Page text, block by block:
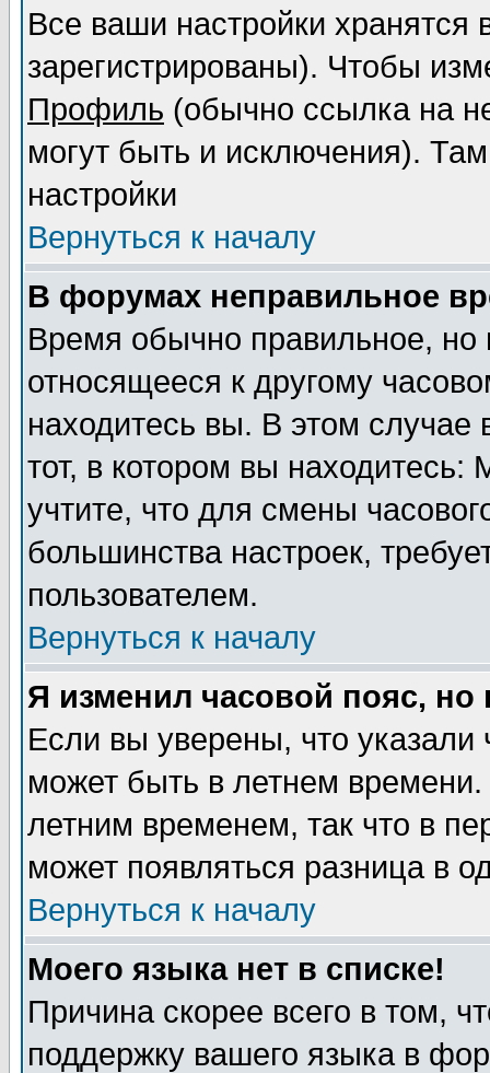
Все ваши настройки
зарегистрированы). Чтобы
Профиль (обычно ссылка на
могут быть и исключения).
настройки
Вернуться к началу
В форумах неправильное
Время обычно правильное,
относящееся к другому
находитесь вы. В этом
тот, в котором вы
учтите, что для смены
большинства настроек,
пользователем.
Вернуться к началу
Я изменил часовой пояс,
Если вы уверены, что указали
может быть в летнем
летним временем, так что в
может появляться разница в
Вернуться к началу
Моего языка нет в списке!
Причина скорее всего в том,
поддержку вашего языка в